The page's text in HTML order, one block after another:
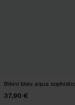
Bikini bleu aqua
37,90 €